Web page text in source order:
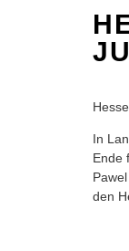
In
Ende
den